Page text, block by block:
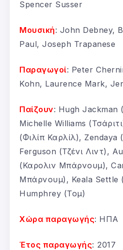
Spencer Susser
Μουσική: John Debney,
Paul, Joseph Trapanese
Παραγωγοί: Peter
Kohn, Laurence Mark,
Παίζουν: Hugh
Michelle Williams
(Φιλίπ Καρλίλ), Zendaya
Ferguson (Τζένι Λιντ),
(Καρολιν Μπάρνουμ),
Μπάρνουμ), Keala Settle
Humphrey (Τομ)
Χώρα παραγωγής: ΗΠΑ
Έτος παραγωγής: 2017